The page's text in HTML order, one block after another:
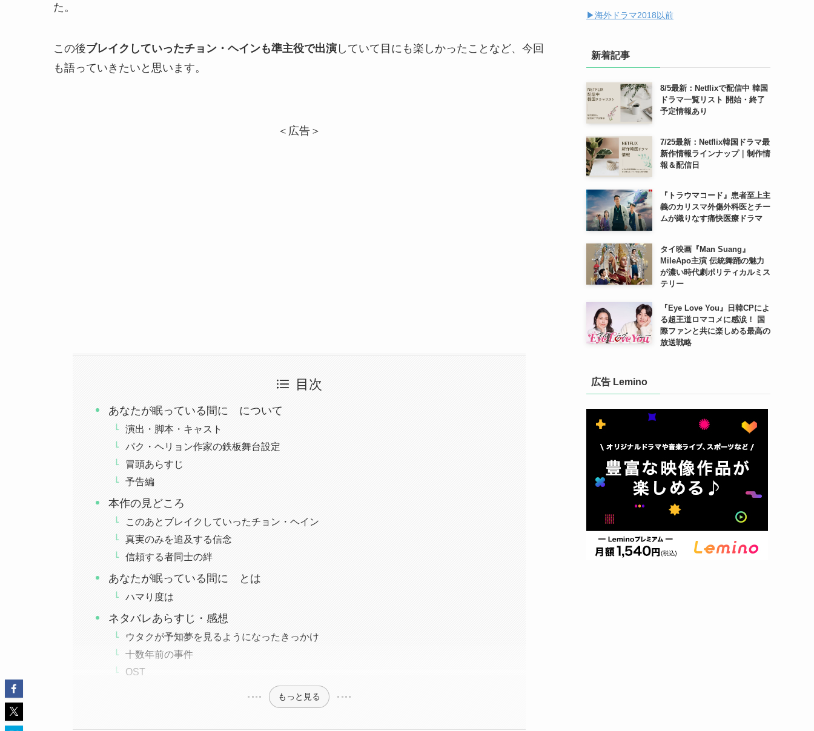
た。
この後ブレイクしていったチョン・ヘインも準主役で出演 していて目にも楽しかったことなど、今回
も語っていきたいと思います。
＜広告＞
目次
あなたが眠っている間に について
演出・脚本・キャスト
パク・ヘリョン作家の鉄板舞台設定
冒頭あらすじ
予告編
本作の見どころ
このあとブレイクしていったチョン・ヘイン
真実のみを追及する信念
信頼する者同士の絆
あなたが眠っている間に とは
ハマり度は
ネタバレあらすじ・感想
ウタクが予知夢を見るようになったきっかけ
十数年前の事件
OST
もっと見る
▶︎海外ドラマ2018以前
新着記事
8/5最新：Netflixで配信中 韓国
ドラマ一覧リスト 開始・終了
予定情報あり
7/25最新：Netflix韓国ドラマ最
新作情報ラインナップ｜制作情
報＆配信日
『トラウマコード』患者至上主
義のカリスマ外傷外科医とチー
ムが織りなす痛快医療ドラマ
タイ映画『Man Suang』
MileApo主演 伝統舞踊の魅力
が濃い時代劇ポリティカルミス
テリー
『Eye Love You』日韓CPによ
る超王道ロマコメに感涙！ 国
際ファンと共に楽しめる最高の
放送戦略
広告 Lemino